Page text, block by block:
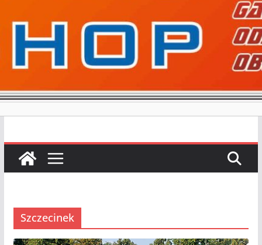
Szczecinek